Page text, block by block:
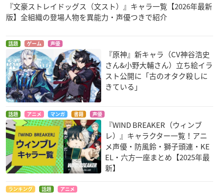
『文豪ストレイドッグス（文スト）』キャラ一覧【2026年最新
版】全組織の登場人物を異能力・声優つきで紹介
話題 ゲーム 声優
『原神』新キャラ（CV神谷浩史
さん&小野大輔さん）立ち絵イラ
スト公開に「古のオタク殺しに
きている」
話題 アニメ マンガ 書籍 声優
『WIND BREAKER（ウィンブ
レ）』キャラクター一覧！アニ
メ声優・防風鈴・獅子頭連・KE
EL・六方一座まとめ【2025年最
新】
ランキング 話題 アニメ